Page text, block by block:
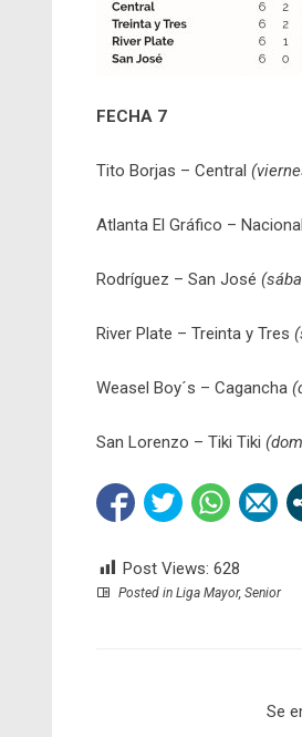
FECHA 7
Tito Borjas – Central
Atlanta El Gráfico – Nacional
Rodríguez – San José
River Plate – Treinta y Tres
Weasel Boy´s – Cagancha
San Lorenzo – Tiki Tiki
Post Views: 628
Posted in Liga Mayor, Senior
Se